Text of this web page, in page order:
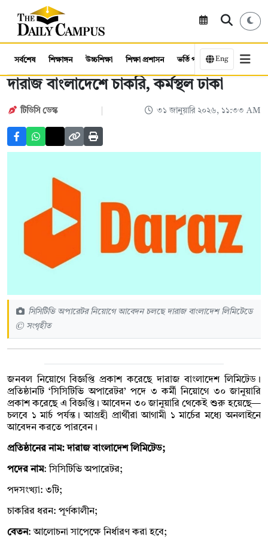
সর্বশেষ শিক্ষাঙ্গন উচ্চশিক্ষা শিক্ষা প্রশাসন ভর্তি পরীক্ষা কর্মসংস্থান
Eng
দারাজ বাংলাদেশে চাকরি, কর্মস্থল ঢাকা
টিডিসি ডেস্ক ৩১ জানুয়ারি ২০২৬, ১১:৩৩ AM
সিসিটিভি অপারেটর নিয়োগে আবেদন চলছে দারাজ বাংলাদেশ লিমিটেডে
© সংগৃহীত
জনবল নিয়োগে বিজ্ঞপ্তি প্রকাশ করেছে দারাজ বাংলাদেশ লিমিটেড।
প্রতিষ্ঠানটি ‘সিসিটিভি অপারেটর’ পদে ৩ কর্মী নিয়োগে ৩০ জানুয়ারি
প্রকাশ করেছে এ বিজ্ঞপ্তি। আবেদন ৩০ জানুয়ারি থেকেই শুরু হয়েছে—
চলবে ১ মার্চ পর্যন্ত। আগ্রহী প্রার্থীরা আগামী ১ মার্চের মধ্যে অনলাইনে
আবেদন করতে পারবেন।
প্রতিষ্ঠানের নাম: দারাজ বাংলাদেশ লিমিটেড;
পদের নাম: সিসিটিভি অপারেটর;
পদসংখ্যা: ৩টি;
চাকরির ধরন: পূর্ণকালীন;
বেতন: আলোচনা সাপেক্ষে নির্ধারণ করা হবে;